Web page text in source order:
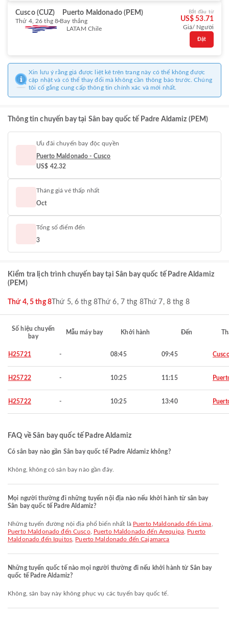
Cusco (CUZ) Puerto Maldonado (PEM)
Thứ 4, 26 thg 8 Bay thẳng
LATAM Chile
Bắt đầu từ
US$ 53.71
Giá/ Người
Đặt
Xin lưu ý rằng giá được liệt kê trên trang này có thể không được
cập nhật và có thể thay đổi mà không cần thông báo trước. Chúng
tôi cố gắng cung cấp thông tin chính xác và mới nhất.
Thông tin chuyến bay tại Sân bay quốc tế Padre Aldamiz (PEM)
Ưu đãi chuyến bay độc quyền
Puerto Maldonado - Cusco
US$ 42.32
Tháng giá vé thấp nhất
Oct
Tổng số điểm đến
3
Kiểm tra lịch trình chuyến bay tại Sân bay quốc tế Padre Aldamiz
(PEM)
Thứ 4, 5 thg 8Thứ 5, 6 thg 8Thứ 6, 7 thg 8Thứ 7, 8 thg 8
Số hiệu chuyến
bay
Mẫu máy bay Khởi hành Đến
H25721 - 08:45 09:45
H25722 - 10:25 11:15
H25722 - 10:25 13:40
FAQ về Sân bay quốc tế Padre Aldamiz
Có sân bay nào gần Sân bay quốc tế Padre Aldamiz không?
Không, không có sân bay nào gần đây.
Mọi người thường đi những tuyến nội địa nào nếu khởi hành từ sân bay
Sân bay quốc tế Padre Aldamiz?
Những tuyến đường nội địa phổ biến nhất là Puerto Maldonado đến Lima
Puerto Maldonado đến Cusco, Puerto Maldonado đến Arequipa, Puerto
Maldonado đến Iquitos, Puerto Maldonado đến Cajamarca
Những tuyến quốc tế nào mọi người thường đi nếu khởi hành từ Sân bay
quốc tế Padre Aldamiz?
Không, sân bay này không phục vụ các tuyến bay quốc tế.